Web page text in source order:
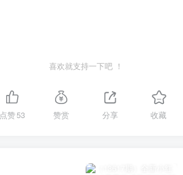
喜欢就支持一下吧 ！
点赞53 赞赏 分享 收藏